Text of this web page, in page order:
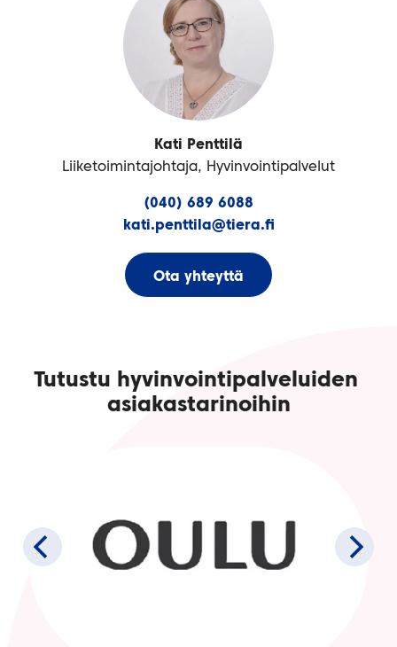
Kati Penttilä
Liiketoimintajohtaja, Hyvinvointipalvelut
(040) 689 6088
kati.penttila@tiera.fi
Ota yhteyttä
Tutustu hyvinvointipalveluiden
asiakastarinoihin